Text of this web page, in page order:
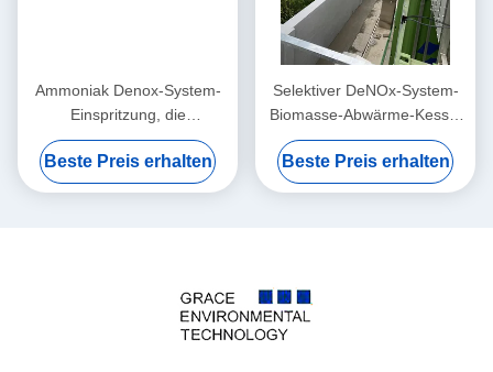
Ammoniak Denox-System-
Einspritzung, die
Störungsbesuch-
Reduzierungs-Rauchgas
Denitration mischt
Beste Preis erhalten
Selektiver DeNOx-System-
Biomasse-Abwärme-Kessel
Denitration der katalytischen
Reduktion
Beste Preis erhalten